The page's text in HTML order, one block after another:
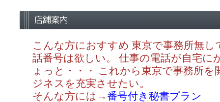
こんな方におすすめ 東京で事務所無し
話番号は欲しい。 仕事の電話が自宅に
ょっと・・・ これから東京で事務所
ジネスを充実させたい。
そんな方には→ 番号付き秘書プラン